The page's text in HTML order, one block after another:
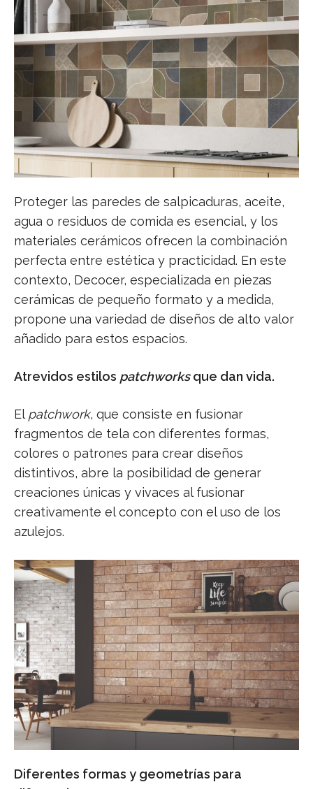
Proteger las paredes de salpicaduras, aceite,
agua o residuos de comida es esencial, y los
materiales cerámicos ofrecen la combinación
perfecta entre estética y practicidad. En este
contexto, Decocer, especializada en piezas
cerámicas de pequeño formato y a medida,
propone una variedad de diseños de alto valor
añadido para estos espacios.
Atrevidos estilos patchworksque dan vida.
Elpatchwork, que consiste en fusionar
fragmentos de tela con diferentes formas,
colores o patrones para crear diseños
distintivos, abre la posibilidad de generar
creaciones únicas y vivaces al fusionar
creativamente el concepto con el uso de los
azulejos.
Diferentes formas y geometrías para